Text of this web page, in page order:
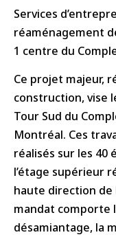
Services
réaménagement
1 centre du
Ce projet majeur,
construction, vise
Tour Sud du
Montréal. Ces
réalisés sur les 40
l’étage supérieur
haute direction de
mandat comporte
désamiantage, la